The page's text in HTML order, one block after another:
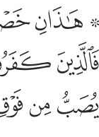
۞ هاذان خصمان
۞ هَـٰذَانِ خَصْمَانِ
ﲏ ﲐ
ﲖ
ﲝﲞ